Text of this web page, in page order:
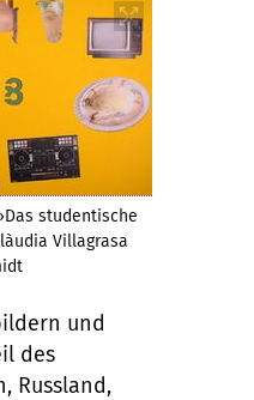
studentische
Villagrasa
und
des
Russland,